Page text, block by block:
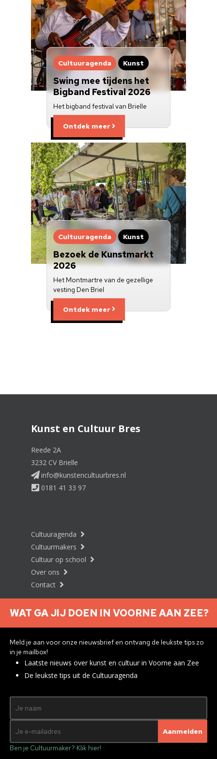
Cultuuragenda Kunst
Swing mee tijdens het
Bigband Festival 2026
Het bigband festival van Brielle
Ontdek meer
Cultuuragenda Kunst
Bezoek de Kunstmarkt
2026
Het Montmartre van de gezellige
vesting Den Briel
Ontdek meer
Kunst en Cultuur Bres
Reede 2A
3232 CV Brielle
info@kunstencultuurbres.nl
0181 41 33 97
Cultuuragenda
Cultuurmakers
Cultuur op school
Over ons
Contact
Nieuwsbrief aanmelden
Privacyverklaring
agency Brendly&Mad Pack
WAT GA JIJ DOEN IN VOORNE AAN ZEE?
Meld je aan voor onze nieuwsbrief en ontvang de leukste tips zo
in je mailbox!
Laatste nieuws over kunst en cultuur in Voorne aan Zee
De leukste tips uit de Cultuuragenda
Ben je Cultuurmaker? Klik hier!